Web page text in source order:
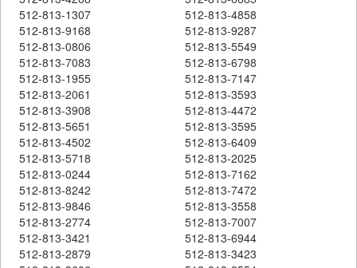
512-813-1307
512-813-4858
512-813-9168
512-813-9287
512-813-0806
512-813-5549
512-813-7083
512-813-6798
512-813-1955
512-813-7147
512-813-2061
512-813-3593
512-813-3908
512-813-4472
512-813-5651
512-813-3595
512-813-4502
512-813-6409
512-813-5718
512-813-2025
512-813-0244
512-813-7162
512-813-8242
512-813-7472
512-813-9846
512-813-3558
512-813-2774
512-813-7007
512-813-3421
512-813-6944
512-813-2879
512-813-3423